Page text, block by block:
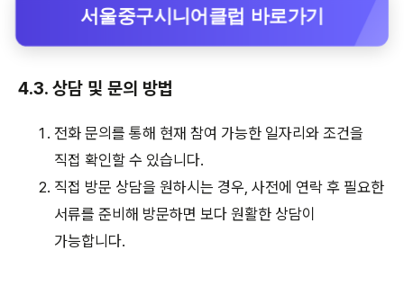
서울중구시니어클럽 바로가기
4.3. 상담 및 문의 방법
전화 문의를 통해 현재 참여 가능한 일자리와 조건을
직접 확인할 수 있습니다.
직접 방문 상담을 원하시는 경우, 사전에 연락 후 필요한
서류를 준비해 방문하면 보다 원활한 상담이
가능합니다.